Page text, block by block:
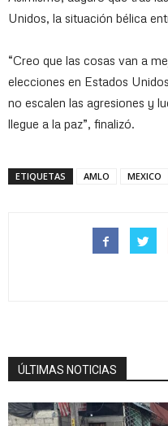
Unidos, la situación bélica
“Creo que las cosas van a
elecciones en Estados
no escalen las agresiones y
llegue a la paz”, finalizó.
ETIQUETAS AMLO MEXICO
ÚLTIMAS NOTICIAS